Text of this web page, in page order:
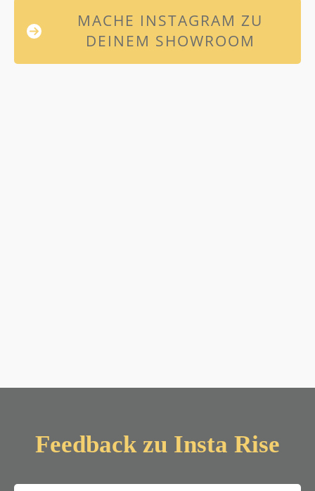
MACHE INSTAGRAM ZU
DEINEM SHOWROOM
Feedback zu Insta Rise